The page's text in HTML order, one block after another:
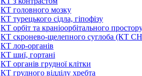
КТ головного мозку
КТ турецького сідла, гіпофізу
КТ орбіт та краніоорбітального
КТ скронево-щелепного суглоба (КТ
КТ лор-органів
КТ шиї, гортані
КТ органів грудної клітки
КТ грудного відділу хребта